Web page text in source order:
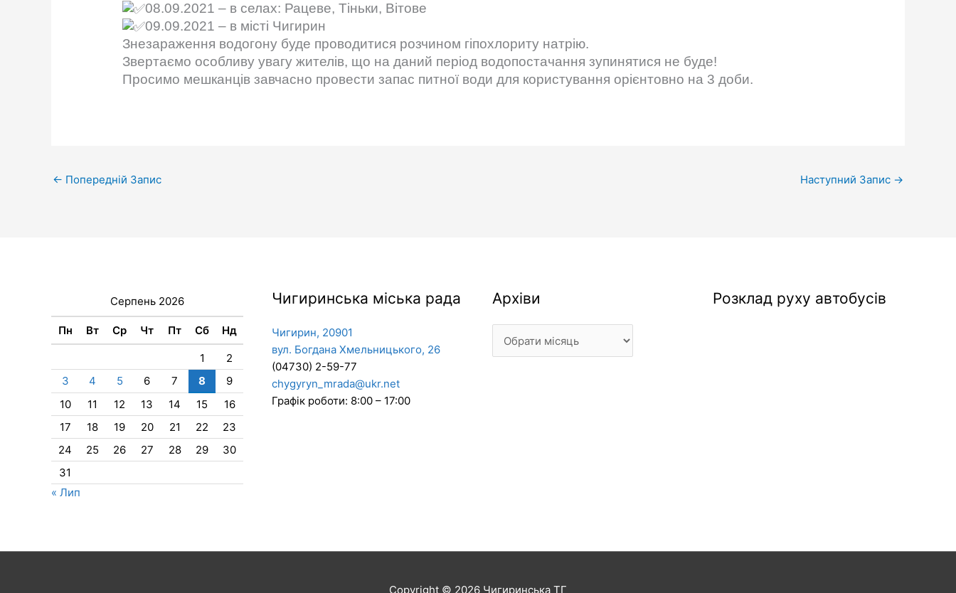
08.09.2021 – в селах: Рацеве, Тіньки, Вітове
09.09.2021 – в місті Чигирин
Знезараження водогону буде проводитися розчином гіпохлориту натрію.
Звертаємо особливу увагу жителів, що на даний період водопостачання зупинятися не буде!
Просимо мешканців завчасно провести запас питної води для користування орієнтовно на 3 доби.
← Попередній Запис Наступний Запис →
Серпень 2026
Пн Вт Ср Чт Пт Сб Нд
1
2
3
4 5 6 7 8
9
10
11 12 13 14 15
16
17
18 19 20 21 22
23
24
25 26 27 28 29
30
31
« Лип
Чигиринська міська рада
Чигирин, 20901
вул. Богдана Хмельницького, 26
(04730) 2-59-77
chygyryn_mrada@ukr.net
Графік роботи: 8:00 – 17:00
Архіви
Архіви Розклад руху автобусів
Copyright © 2026 Чигиринська ТГ